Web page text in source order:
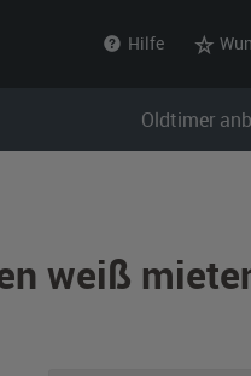
Hilfe
Oldtimer
weiß